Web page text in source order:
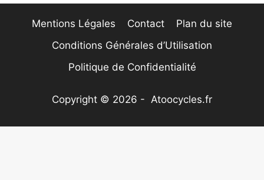
Mentions Légales Contact
Plan du site
Conditions Générales d’Utilisation
Politique de Confidentialité
Copyright © 2026 - Atoocycles.fr